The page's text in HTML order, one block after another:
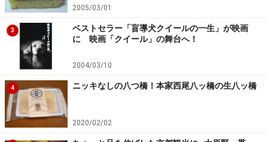
が行われます。
御祭神の御霊(みたま)を鳳輦に遷す神事などが行われた後、
神職が花山天皇陵を参拝する
午後は、13:00頃、平野神社を行列がスタート。
2005/03/01
3
ベストセラー「盲導犬クイールの一生」が映画
に 映画「クイール」の舞台へ！
2004/03/10
4 ニッキなしの八つ橋！本家西尾八ッ橋の生八ッ橋
2020/02/02